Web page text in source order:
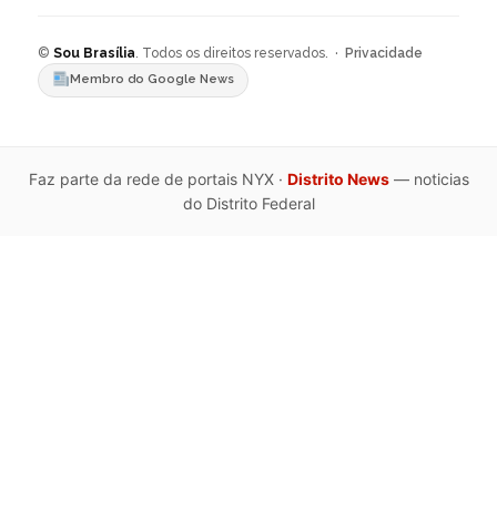
© Sou Brasília. Todos os direitos reservados. · Privacidade
Membro do Google News
Faz parte da rede de portais NYX · Distrito News— noticias
do Distrito Federal